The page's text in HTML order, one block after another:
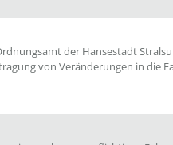
der Hansestadt
von Veränderungen in die